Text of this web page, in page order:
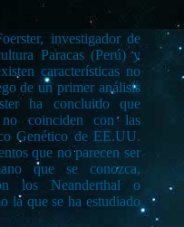
investigador de
Paracas (Perú) y
características no
de un primer análisis
ha concluido que
coinciden con las
Genético de EE.UU.
que no parecen ser
que se conozca,
los Neanderthal o
la que se ha estudiado